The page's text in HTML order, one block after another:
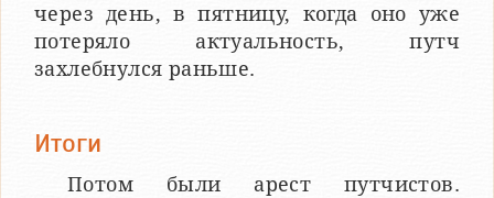
через день, в пятницу, когда оно уже
потеряло актуальность, путч
захлебнулся раньше.
Итоги
Потом были арест путчистов.